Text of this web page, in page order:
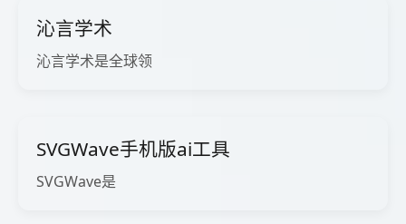
沁言学术
沁言学术是全球领
SVGWave手机版ai工具
SVGWave是